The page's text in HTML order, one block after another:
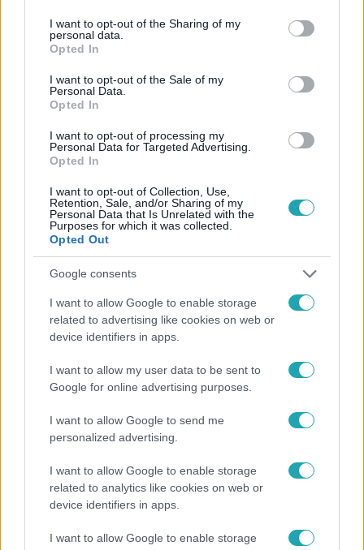
not limited to your visit or usage behaviour. You may click to
grant or deny consent to Google and its third-party tags to
use your data for below specified purposes in below Google
consent section.
I want to opt-out of the Sharing of my
personal data.
Opted In
I want to opt-out of the Sale of my
Personal Data.
Opted In
I want to opt-out of processing my
Personal Data for Targeted Advertising.
Opted In
I want to opt-out of Collection, Use,
Retention, Sale, and/or Sharing of my
Personal Data that Is Unrelated with the
Purposes for which it was collected.
Opted Out
Google consents
I want to allow Google to enable storage
related to advertising like cookies on web or
device identifiers in apps.
I want to allow my user data to be sent to
Google for online advertising purposes.
I want to allow Google to send me
personalized advertising.
I want to allow Google to enable storage
related to analytics like cookies on web or
device identifiers in apps.
I want to allow Google to enable storage
CÁPÁK KÖZÖTT
KÜLSŐ FORRÁS ÖNERŐ
Népszerű
Ez a 3 népszerű kerti növény akár az ingatlanod
értékét is csökkentheti